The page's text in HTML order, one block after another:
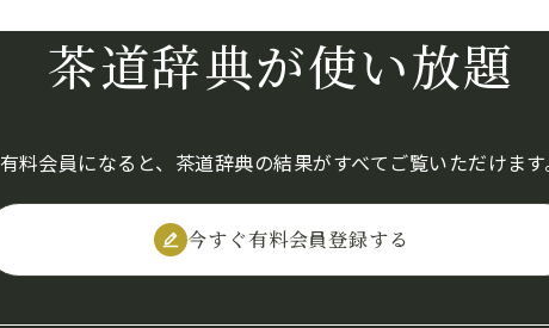
茶道辞典が使い放題
有料会員になると、茶道辞典の結果がすべてご覧いただけま
今すぐ有料会員登録する